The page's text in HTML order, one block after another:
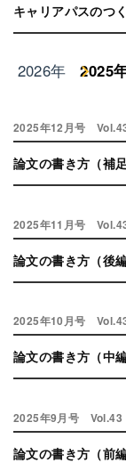
キャリアパスのつ
2026年 2025
2025年12月号
論文の書き方（補足
2025年11月号
論文の書き方（後編
2025年10月号
論文の書き方（中編
2025年9月号
論文の書き方（前編